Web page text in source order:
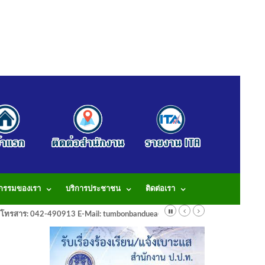
รรมของเรา บริการประชาชน ติดต่อเรา
สาร: 042-490913 E-Mail: tumbonbanduea@gmail.com